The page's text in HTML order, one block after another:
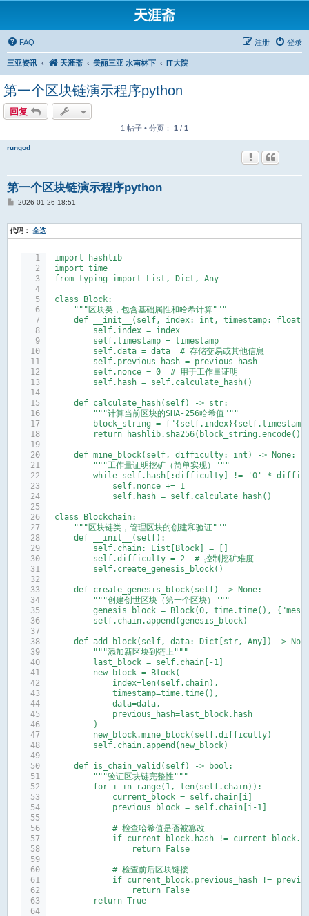
天涯斋
FAQ 登录
注册
三亚资讯 天涯斋 美丽三亚 水南林下 IT大院
第一个区块链演示程序python
回复
1 帖子 • 分页： 1 / 1
rungod
第一个区块链演示程序python
帖
2026-01-26 18:51
代码： 全选
import hashlib
import time
from typing import List, Dict, Any
class Block:
    """区块类，包含基础属性和哈希计算"""
def __init__(self, index: int, timestamp:
        self.index = index
        self.timestamp = timestamp
        self.data = data  # 存储交易或其他信息
        self.previous_hash = previous_hash
        self.nonce = 0  # 用于工作量证明
        self.hash = self.calculate_hash()
    def calculate_hash(self) -> str:
        """计算当前区块的SHA-256哈希值"""
block_string =
return
    def mine_block(self, difficulty: int) -> None:
        """工作量证明挖矿（简单实现）"""
while self.hash[:difficulty] != '0' *
            self.nonce += 1
            self.hash = self.calculate_hash()
class Blockchain:
    """区块链类，管理区块的创建和验证"""
    def __init__(self):
        self.chain: List[Block] = []
        self.difficulty = 2  # 控制挖矿难度
        self.create_genesis_block()
    def create_genesis_block(self) -> None:
        """创建创世区块（第一个区块）"""
genesis_block = Block(0, time.time(),
        self.chain.append(genesis_block)
def add_block(self, data: Dict[str, Any]) ->
        """添加新区块到链上"""
        last_block = self.chain[-1]
        new_block = Block(
            index=len(self.chain),
            timestamp=time.time(),
            data=data,
            previous_hash=last_block.hash
        )
        new_block.mine_block(self.difficulty)
        self.chain.append(new_block)
    def is_chain_valid(self) -> bool:
        """验证区块链完整性"""
        for i in range(1, len(self.chain)):
            current_block = self.chain[i]
            previous_block = self.chain[i-1]
            # 检查哈希值是否被篡改
if current_block.hash !=
                return False
            # 检查前后区块链接
if current_block.previous_hash !=
                return False
        return True